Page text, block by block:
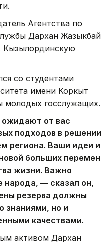
Агентства по
Дархан Жазыкбай
Кызылординскую
со студентами
имени Коркыт
молодых госслужащих.
от вас
подходов в решении
региона. Ваши идеи и
больших перемен
жизни. Важно
народа, — сказал он,
резерва должны
знаниями, но и
качествами.
активом Дархан